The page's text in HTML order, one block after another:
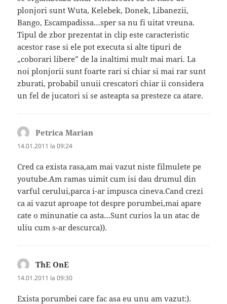
plonjori sunt Wuta, Kelebek, Donek, Libanezii,
Bango, Escampadissa…sper sa nu fi uitat vreuna.
Tipul de zbor prezentat in clip este caracteristic
acestor rase si ele pot executa si alte tipuri de
„coborari libere” de la inaltimi mult mai mari. La
noi plonjorii sunt foarte rari si chiar si mai rar sunt
zburati, probabil unuii crescatori chiar ii considera
un fel de jucatori si se asteapta sa presteze ca atare.
Petrica Marian
14.01.2011 la 09:24
Cred ca exista rasa,am mai vazut niste filmulete pe
youtube.Am ramas uimit cum isi dau drumul din
varful cerului,parca i-ar impusca cineva.Cand crezi
ca ai vazut aproape tot despre porumbei,mai apare
cate o minunatie ca asta…Sunt curios la un atac de
uliu cum s-ar descurca)).
ThE OnE
14.01.2011 la 09:30
Exista porumbei care fac asa eu unu am vazut:).